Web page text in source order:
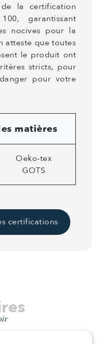
la certification
garantissant
nocives pour la
atteste que toutes
le produit ont
stricts, pour
pour votre
matières
Oeko-tex
GOTS
certifications